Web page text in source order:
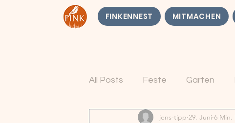
FINKENNEST MITMACHEN
All Posts Feste Garten
jens-tipp 29. Juni 6 Min.